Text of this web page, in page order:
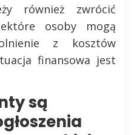
również zwrócić
osoby mogą
z kosztów
finansowa jest
są